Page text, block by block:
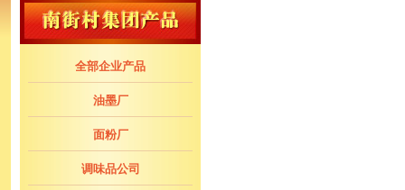
全部企业产品
油墨厂
面粉厂
调味品公司